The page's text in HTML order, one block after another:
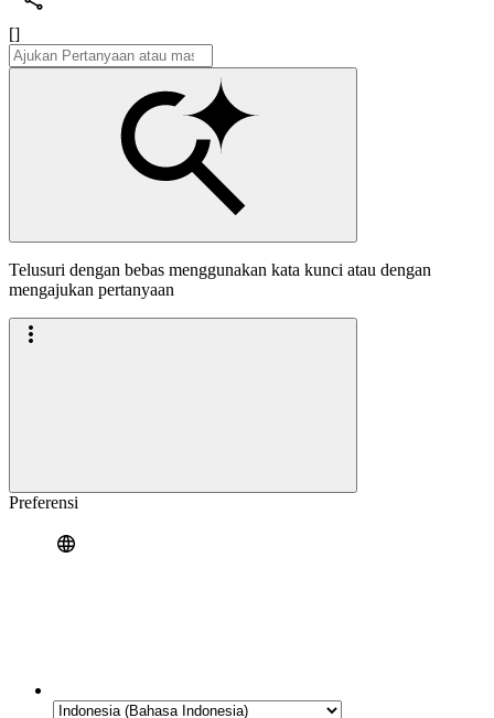
[]
Telusuri dengan bebas menggunakan kata kunci atau dengan
mengajukan pertanyaan
Preferensi